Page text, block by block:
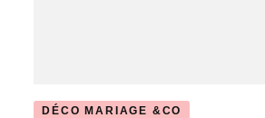
DÉCO MARIAGE &CO